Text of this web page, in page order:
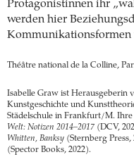
Protagonistinnen ihr
werden hier
Kommunikationsformen
Théâtre national de la Colline,
Isabelle Graw ist Herausgeberin
Kunstgeschichte und
Städelschule in Frankfurt/M.
Welt: Notizen 2014–2017 (DCV,
Whitten, Banksy (Sternberg Press,
(Spector Books, 2022).